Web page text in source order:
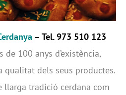
– Tel. 973 510 123
100 anys d’existència,
qualitat dels seus productes.
llarga tradició cerdana com